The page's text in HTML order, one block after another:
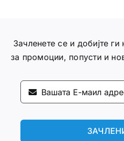
Зачленете се и добијте
за промоции, попусти и